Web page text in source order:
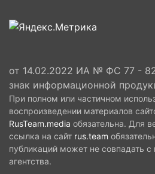
от 14.02.2022 ИА № ФС 77 -
знак информационной
При полном или частичном
воспроизведении материалов
RusTeam.media обязательна. Для
ссылка на сайт rus.team
публикаций может не совпадать с
агентства.